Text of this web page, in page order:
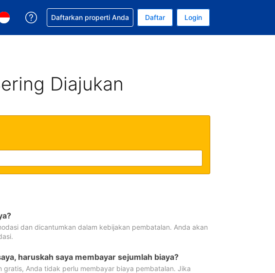
uang Anda. Mata uang Anda saat ini adalah Rupiah Indonesia
Pilih bahasa Anda. Bahasa Anda saat ini adalah Bahasa Indonesia
Dapatkan bantuan untuk pemesanan Anda
Daftarkan properti Anda Daftar Login
Diajukan
dan dicantumkan dalam kebijakan pembatalan. Anda akan
haruskah saya membayar sejumlah biaya?
Anda tidak perlu membayar biaya pembatalan. Jika